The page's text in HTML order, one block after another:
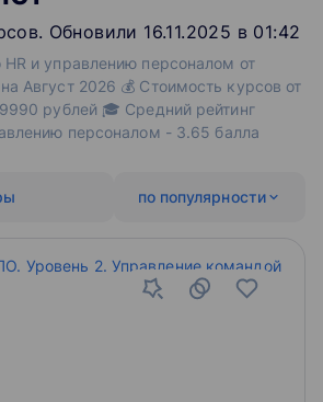
. Обновили 16.11.2025 в 01:42
и управлению персоналом от
Август 2026 💰 Стоимость курсов от
рублей 🎓 Средний рейтинг
персоналом - 3.65 балла
по популярности